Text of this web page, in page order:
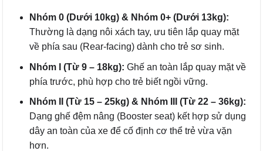
Nhóm 0 (Dưới 10kg) & Nhóm 0+ (Dưới 13kg):
Thường là dạng nôi xách tay, ưu tiên lắp quay mặt
về phía sau (Rear-facing) dành cho trẻ sơ sinh.
Nhóm I (Từ 9 – 18kg): Ghế an toàn lắp quay mặt về
phía trước, phù hợp cho trẻ biết ngồi vững.
Nhóm II (Từ 15 – 25kg) & Nhóm III (Từ 22 – 36kg):
Dạng ghế đệm nâng (Booster seat) kết hợp sử dụng
dây an toàn của xe để cố định cơ thể trẻ vừa vặn
hơn.